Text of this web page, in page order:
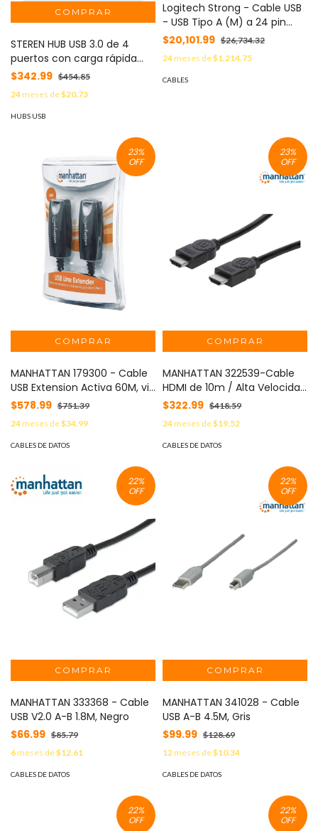
STEREN HUB USB 3.0 de 4
puertos con carga rápida
MOD: USB-5232-NEGRO
$342.99 $454.85
24meses de$20.73
HUBS USB
Logitech Strong - Cable USB
- USB Tipo A (M) a 24 pin
USB-C (M) MOD: 939-001802
$20,101.99 $26,734.32
24meses de$1,214.75
CABLES
23%
OFF
MANHATTAN 179300 - Cable
USB Extension Activa 60M, via
RJ45
$578.99 $751.39
24meses de$34.99
CABLES DE DATOS
23%
OFF
MANHATTAN 322539-Cable
HDMI de 10m / Alta Velocidad
/ Macho a macho / Blindado
/ Resolución de 1080p / Color
intenso / Hasta 10.2Gbps a
340MHz / Terminales en
$322.99 $418.59
24meses de$19.52
CABLES DE DATOS
22%
OFF
MANHATTAN 333368 - Cable
USB V2.0 A-B 1.8M, Negro
$66.99 $85.79
6meses de$12.61
CABLES DE DATOS
22%
OFF
MANHATTAN 341028 - Cable
USB A-B 4.5M, Gris
$99.99 $128.69
12meses de$10.34
CABLES DE DATOS
22%
OFF
22%
OFF